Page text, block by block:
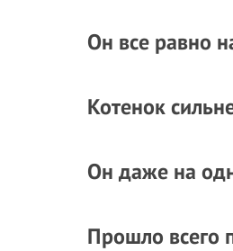
Он все равно
Котенок
Он даже на
Прошло всего